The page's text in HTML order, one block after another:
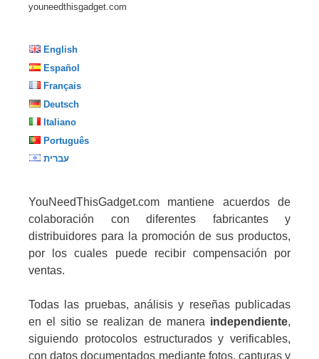
youneedthisgadget.com
English
Español
Français
Deutsch
Italiano
Português
עברית
YouNeedThisGadget.com mantiene acuerdos de
colaboración con diferentes fabricantes y
distribuidores para la promoción de sus productos,
por los cuales puede recibir compensación por
ventas.
Todas las pruebas, análisis y reseñas publicadas
en el sitio se realizan de manera independiente,
siguiendo protocolos estructurados y verificables,
con datos documentados mediante fotos, capturas y